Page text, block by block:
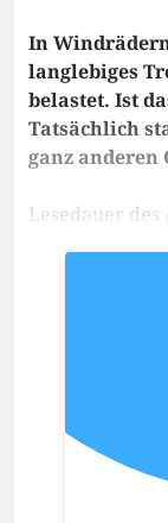
In
langlebiges
belastet. Ist
Tatsächlich
ganz anderen
Lesedauer